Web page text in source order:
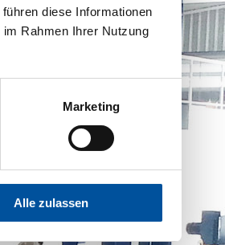
diese Informationen
Rahmen Ihrer Nutzung
Marketing
Alle zulassen